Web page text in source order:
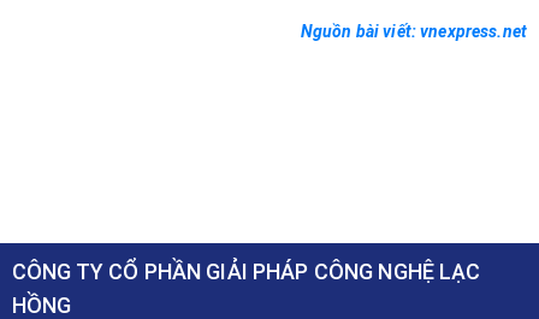
Nguồn bài viết: vnexpress.net
CÔNG TY CỔ PHẦN GIẢI PHÁP CÔNG NGHỆ LẠC
HỒNG